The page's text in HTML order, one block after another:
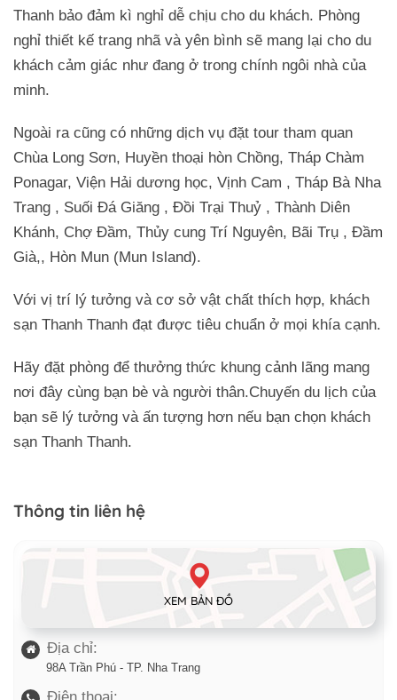
Thanh bảo đảm kì nghỉ dễ chịu cho du khách. Phòng
nghỉ thiết kế trang nhã và yên bình sẽ mang lại cho du
khách cảm giác như đang ở trong chính ngôi nhà của
minh.
Ngoài ra cũng có những dịch vụ đặt tour tham quan
Chùa Long Sơn, Huyền thoại hòn Chồng, Tháp Chàm
Ponagar, Viện Hải dương học, Vịnh Cam , Tháp Bà Nha
Trang , Suối Đá Giăng , Đồi Trại Thuỷ , Thành Diên
Khánh, Chợ Đầm, Thủy cung Trí Nguyên, Bãi Trụ , Đầm
Già,, Hòn Mun (Mun Island).
Với vị trí lý tưởng và cơ sở vật chất thích hợp, khách
sạn Thanh Thanh đạt được tiêu chuẩn ở mọi khía cạnh.
Hãy đặt phòng để thưởng thức khung cảnh lãng mang
nơi đây cùng bạn bè và người thân.Chuyến du lịch của
bạn sẽ lý tưởng và ấn tượng hơn nếu bạn chọn khách
sạn Thanh Thanh.
Thông tin liên hệ
XEM BẢN ĐỒ
Địa chỉ:
98A Trần Phú - TP. Nha Trang